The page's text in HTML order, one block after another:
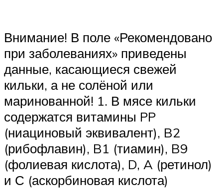
Внимание! В поле «Рекомендовано
при заболеваниях» приведены
данные, касающиеся свежей
кильки, а не солёной или
маринованной! 1. В мясе кильки
содержатся витамины PP
(ниациновый эквивалент), B2
(рибофлавин), B1 (тиамин), B9
(фолиевая кислота), D, A (ретинол)
и С (аскорбиновая кислота)